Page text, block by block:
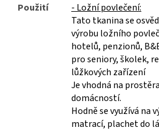
Použití
- Ložní povlečení:
Tato tkanina se
výrobu ložního
hotelů, penzionů,
pro seniory, školek,
lůžkových zařízení
Je vhodná na
domácností.
Hodně se využívá na
matrací, plachet do